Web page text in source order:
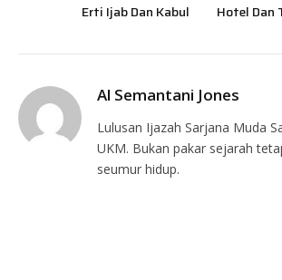
Erti Ijab Dan Kabul Hotel Dan
Al Semantani Jones
Lulusan Ijazah Sarjana Muda
UKM. Bukan pakar sejarah
seumur hidup.